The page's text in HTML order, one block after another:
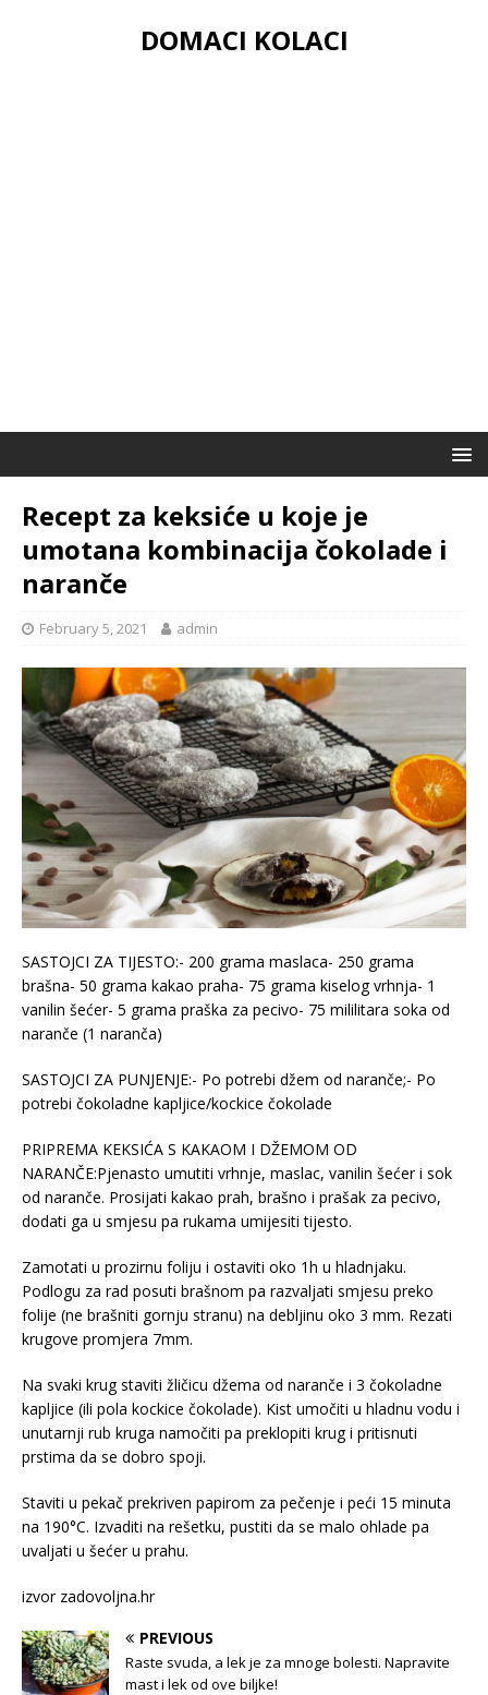
DOMACI KOLACI
Recept za keksiće u koje je
umotana kombinacija čokolade i
naranče
February 5, 2021 admin
SASTOJCI ZA TIJESTO:- 200 grama maslaca- 250 grama
brašna- 50 grama kakao praha- 75 grama kiselog vrhnja- 1
vanilin šećer- 5 grama praška za pecivo- 75 mililitara soka od
naranče (1 naranča)
SASTOJCI ZA PUNJENJE:- Po potrebi džem od naranče;- Po
potrebi čokoladne kapljice/kockice čokolade
PRIPREMA KEKSIĆA S KAKAOM I DŽEMOM OD
NARANČE:Pjenasto umutiti vrhnje, maslac, vanilin šećer i sok
od naranče. Prosijati kakao prah, brašno i prašak za pecivo,
dodati ga u smjesu pa rukama umijesiti tijesto.
Zamotati u prozirnu foliju i ostaviti oko 1h u hladnjaku.
Podlogu za rad posuti brašnom pa razvaljati smjesu preko
folije (ne brašniti gornju stranu) na debljinu oko 3 mm. Rezati
krugove promjera 7mm.
Na svaki krug staviti žličicu džema od naranče i 3 čokoladne
kapljice (ili pola kockice čokolade). Kist umočiti u hladnu vodu i
unutarnji rub kruga namočiti pa preklopiti krug i pritisnuti
prstima da se dobro spoji.
Staviti u pekač prekriven papirom za pečenje i peći 15 minuta
na 190°C. Izvaditi na rešetku, pustiti da se malo ohlade pa
uvaljati u šećer u prahu.
izvor zadovoljna.hr
PREVIOUS
Raste svuda, a lek je za mnoge bolesti. Napravite
mast i lek od ove biljke!